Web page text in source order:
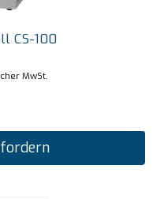
CS-100
MwSt.